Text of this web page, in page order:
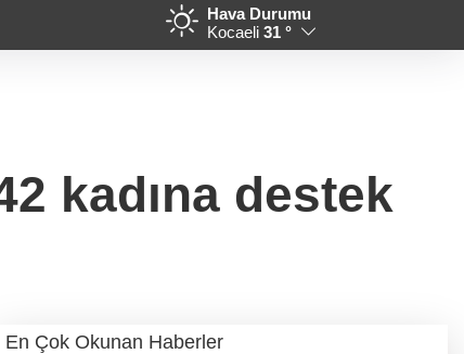
18:51 - Kırsal yollara neşter
Hava Durumu
Kocaeli 31 °
kadına destek
En Çok Okunan Haberler